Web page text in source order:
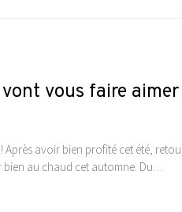
vous faire aimer
avoir bien profité cet été,
au chaud cet automne. Du…